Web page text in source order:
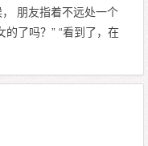
朋友指着不远处一个
了吗？” “看到了，在